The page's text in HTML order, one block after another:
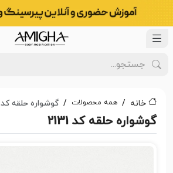
خانه همه محصولات گوشواره حلقه کد 2131
گوشواره حلقه کد 2131